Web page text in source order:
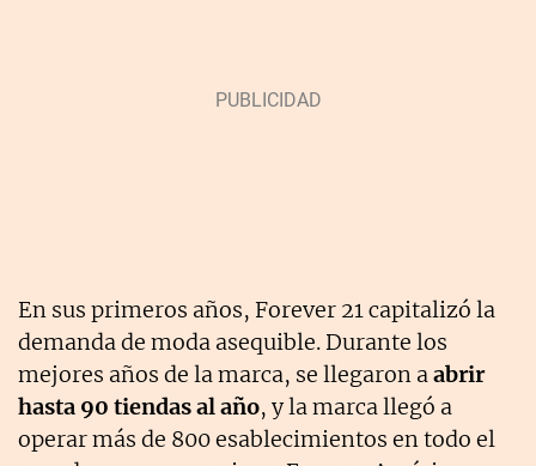
En sus primeros años, Forever 21 capitalizó la
demanda de moda asequible. Durante los
mejores años de la marca, se llegaron aabrir
hasta 90 tiendas al año, y la marca llegó a
operar más de 800 esablecimientos en todo el